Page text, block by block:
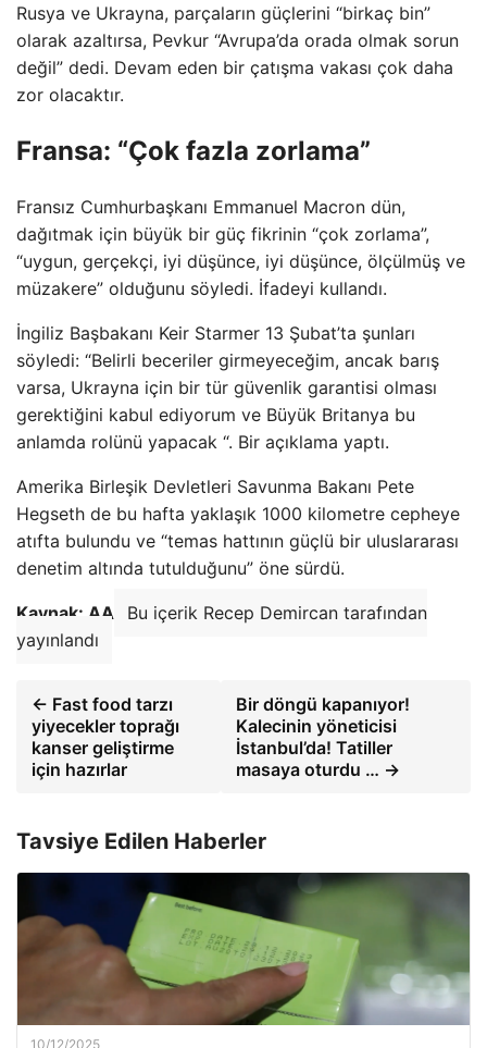
Rusya ve Ukrayna, parçaların güçlerini “birkaç bin”
olarak azaltırsa, Pevkur “Avrupa’da orada olmak sorun
değil” dedi. Devam eden bir çatışma vakası çok daha
zor olacaktır.
Fransa: “Çok fazla zorlama”
Fransız Cumhurbaşkanı Emmanuel Macron dün,
dağıtmak için büyük bir güç fikrinin “çok zorlama”,
“uygun, gerçekçi, iyi düşünce, iyi düşünce, ölçülmüş ve
müzakere” olduğunu söyledi. İfadeyi kullandı.
İngiliz Başbakanı Keir Starmer 13 Şubat’ta şunları
söyledi: “Belirli beceriler girmeyeceğim, ancak barış
varsa, Ukrayna için bir tür güvenlik garantisi olması
gerektiğini kabul ediyorum ve Büyük Britanya bu
anlamda rolünü yapacak “. Bir açıklama yaptı.
Amerika Birleşik Devletleri Savunma Bakanı Pete
Hegseth de bu hafta yaklaşık 1000 kilometre cepheye
atıfta bulundu ve “temas hattının güçlü bir uluslararası
denetim altında tutulduğunu” öne sürdü.
Kaynak: AA
Bu içerik Recep Demircan tarafından
yayınlandı
← Fast food tarzı
yiyecekler toprağı
kanser geliştirme
için hazırlar
Bir döngü kapanıyor!
Kalecinin yöneticisi
İstanbul’da! Tatiller
masaya oturdu … →
Tavsiye Edilen Haberler
10/12/2025